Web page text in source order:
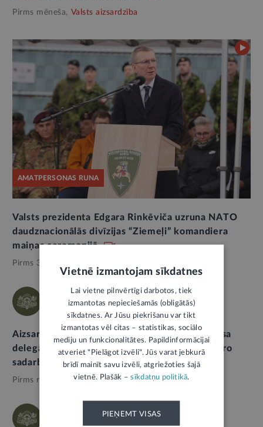
Pirms mēneša, Valsts aizsardzība
AMATPERSONAS RUNA
Valsts prezidenta Edgara Rinkēviča uzruna NATO
daudznacionālās divīzijas “Ziemeļi” komandiera
maiņas ceremonijā
Pirms 3 mēnešiem,
AIZSARDZĪBAS MINISTRIJA
Aizsardzības ministrs R. Melnis ar ASV Kongresa
delegāciju pārrunā reģionālo drošību un militāro
sadarbību
Pirms nedēļas, Valsts aizsardzība
AIZSARDZĪBAS MINISTRIJA
Vietnē izmantojam sīkdatnes
Lai vietne pilnvērtīgi darbotos, tiek
izmantotas nepieciešamās (obligātās)
sīkdatnes. Ar Jūsu piekrišanu var tikt
izmantotas vēl citas – statistikas, sociālo
mediju un funkcionalitātes. Papildinformācijai
atveriet "Pielāgot izvēli". Jūs varat jebkurā
brīdī mainīt savu izvēli, atgriežoties šajā
vietnē. Plašāk –sīkdatņu politikā.
PIEŅEMT VISAS